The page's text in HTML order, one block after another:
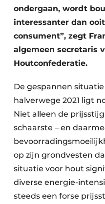
ondergaan, wordt
interessanter dan
consument”, zegt
algemeen secretaris
Houtconfederatie.
De gespannen
halverwege 2021 ligt
Niet alleen de
schaarste – en
op zijn grondvesten
situatie voor hout
diverse energie-
steeds een forse